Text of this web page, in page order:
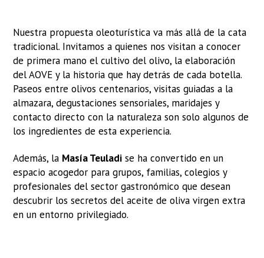
Nuestra propuesta oleoturística va más allá de la cata
tradicional. Invitamos a quienes nos visitan a conocer
de primera mano el cultivo del olivo, la elaboración
del AOVE y la historia que hay detrás de cada botella.
Paseos entre olivos centenarios, visitas guiadas a la
almazara, degustaciones sensoriales, maridajes y
contacto directo con la naturaleza son solo algunos de
los ingredientes de esta experiencia.
Además, la Masía Teuladi se ha convertido en un
espacio acogedor para grupos, familias, colegios y
profesionales del sector gastronómico que desean
descubrir los secretos del aceite de oliva virgen extra
en un entorno privilegiado.